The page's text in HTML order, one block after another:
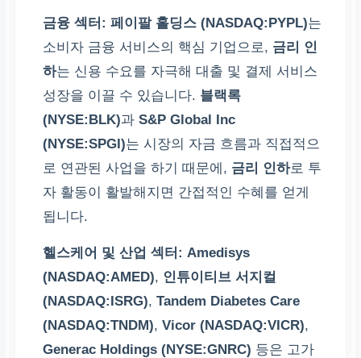
금융 섹터: 페이팔 홀딩스 (NASDAQ:PYPL)는
소비자 금융 서비스의 핵심 기업으로, 금리 인
하는 신용 수요를 자극해 대출 및 결제 서비스
성장을 이끌 수 있습니다. 블랙록
(NYSE:BLK)과S&P Global Inc
(NYSE:SPGI)는 시장의 자금 흐름과 직접적으
로 연관된 사업을 하기 때문에, 금리 인하로 투
자 활동이 활발해지면 간접적인 수혜를 얻게
됩니다.
헬스케어 및 산업 섹터: Amedisys
(NASDAQ:AMED), 인튜이티브 서지컬
(NASDAQ:ISRG),Tandem Diabetes Care
(NASDAQ:TNDM),Vicor (NASDAQ:VICR),
Generac Holdings (NYSE:GNRC) 등은 고가